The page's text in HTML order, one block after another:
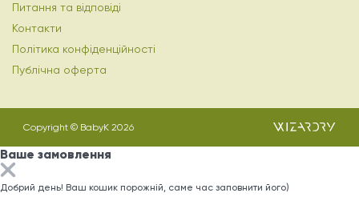
Питання та відповіді
Контакти
Політика конфіденційності
Публічна оферта
Copyright © BabyK 2026
Ваше замовлення
Добрий день! Ваш кошик порожній, саме час заповнити його)